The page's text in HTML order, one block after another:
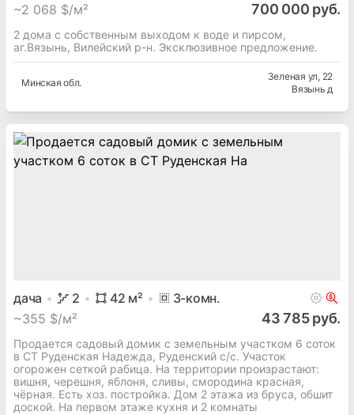
~2 068 $/м² 700 000 руб.
2 дома с собственным выходом к воде и пирсом,
аг.Вязынь, Вилейский р-н. Эксклюзивное предложение.
Минская обл.
Зеленая ул, 22
Вязынь д
дача 2 42 м² 3-комн.
~355 $/м² 43 785 руб.
Продается садовый домик с земельным участком 6 соток
в СТ Руденская Надежда, Руденский с/с. Участок
огорожен сеткой рабица. На территории произрастают:
вишня, черешня, яблоня, сливы, смородина красная,
чёрная. Есть хоз. постройка. Дом 2 этажа из бруса, обшит
доской. На первом этаже кухня и 2 комнаты